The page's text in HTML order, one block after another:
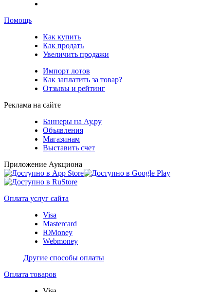
Помощь
Как купить
Как продать
Увеличить продажи
Импорт лотов
Как заплатить за товар?
Отзывы и рейтинг
Реклама на сайте
Баннеры на Ау.ру
Объявления
Магазинам
Выставить счет
Приложение Аукциона
Оплата услуг сайта
Visa
Mastercard
ЮMoney
Webmoney
Другие способы оплаты
Оплата товаров